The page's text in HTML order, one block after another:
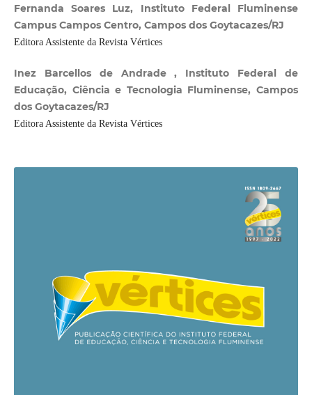
Fernanda Soares Luz, Instituto Federal Fluminense
Campus Campos Centro, Campos dos Goytacazes/RJ
Editora Assistente da Revista Vértices
Inez Barcellos de Andrade , Instituto Federal de
Educação, Ciência e Tecnologia Fluminense, Campos
dos Goytacazes/RJ
Editora Assistente da Revista Vértices